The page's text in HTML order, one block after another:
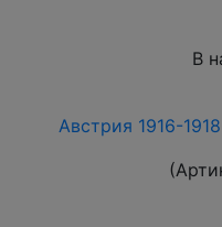
В
Австрия 1916-